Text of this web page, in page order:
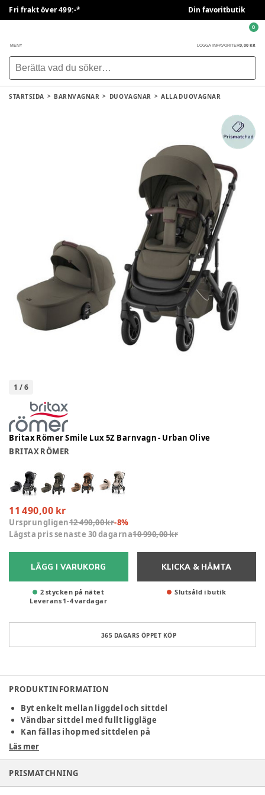
Fri frakt över 499:-* Din favoritbutik
MENY LOGGA IN FAVORITER0,00 KR
0
STARTSIDA BARNVAGNAR DUOVAGNAR ALLA DUOVAGNAR
1 /6
Britax Römer Smile Lux 5Z Barnvagn - Urban Olive
BRITAX RÖMER
11 490,00 kr
Ursprungligen12 490,00 kr-8%
Lägsta pris senaste 30 dagarna10 990,00 kr
LÄGG I VARUKORG
2 stycken på nätet
Leverans 1-4vardagar
KLICKA & HÄMTA
Slutsåld i butik
365 DAGARS ÖPPET KÖP
PRODUKTINFORMATION
Byt enkelt mellan liggdel och sittdel
Vändbar sittdel med fullt liggläge
Kan fällas ihop med sittdelen på
Smile 5Z erbjuder ultimat flexibilitet. Smile 5Z kan fällas
ihop till en kompakt storlek, och det automatiska låset
håller den ihopfälld och lätt att hantera tills du är redo att
ge dig iväg igen. Dessutom är den fristående, vilket hjälper
Läs mer
PRISMATCHNING